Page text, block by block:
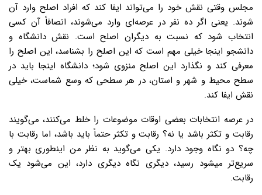
مجلس وقتی نقش خود را می‌تواند ایفا کند که افراد اصلح وارد آن
شوند. یعنی اگر ده نفر در عرصه‌ای وارد می‌شوند، انصافاً آن کسی
انتخاب شود که نسبت به دیگران اصلح است. نقش دانشگاه و
دانشجو اینجا خیلی مهم است که این اصلح را بشناسد، این اصلح را
معرفی کند و نگذارد این اصلح منزوی شود؛ دانشگاه اینجا باید در
سطح محیط و شهر و استان، در هر سطحی که وسع شماست، خیلی
نقش ایفا کند.
در عرصه انتخابات بعضی اوقات موضوعات را خلط می‌کنند، می‌گویند
رقابت و تکثر باشد یا نه؟ رقابت و تکثر حتماً باید باشد، اما رقابت با
چه؟ دو نگاه وجود دارد. یکی می‌گوید به نظر من اینطوری بهتر و
سریع‌تر میشود رسید، دیگری نگاه دیگری دارد، این می‌شود یک
رقابت.